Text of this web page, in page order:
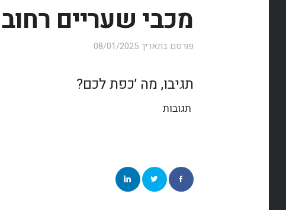
מכבי שעריים
פורסם בתאריך08/01/2025
תגיבו, מה ׳כפת לכם?
תגובות